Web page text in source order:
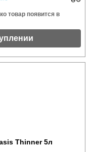
товар появится в
Thinner 5л